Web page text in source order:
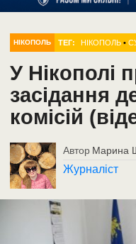
НІКОПОЛЬ ТЕГ: НІКОПОЛЬ •
У Нікополі
засідання
комісій
Автор Марина
Журналіст